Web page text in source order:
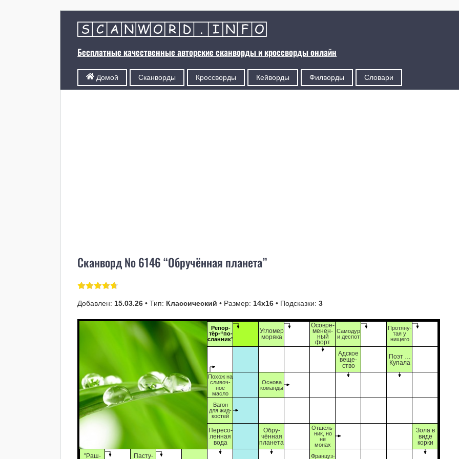
Бесплатные качественные авторские сканворды и кроссворды онлайн
Домой Сканворды Кроссворды Кейворды Филворды Словари
Сканворд № 6146 “Обручённая планета”
Добавлен: 15.03.26 • Тип: Классический • Размер: 14х16 • Подсказки:3
Репор-
тёр-“по-
сланник”
Угломер
моряка
Осовре-
менен-
ный
форт
Самодур
и деспот
Протяну-
тая у
нищего
Адское
веще-
ство
Поэт …
Купала
Похож на
сливоч-
ное
масло
Основа
команды
Вагон
для жид-
костей
Пересо-
ленная
вода
Обру-
чённая
планета
Отшель-
ник, но
не
монах
Зола в
виде
корки
"Раш-
Пасту-
Француз-